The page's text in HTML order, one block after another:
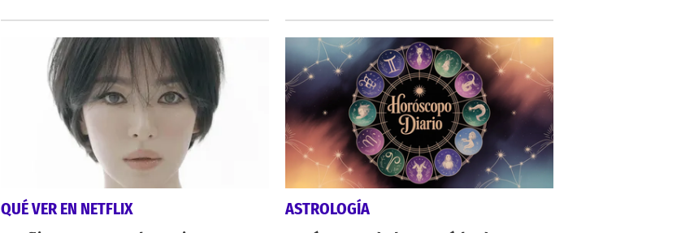
QUÉ VER EN NETFLIX
ASTROLOGÍA